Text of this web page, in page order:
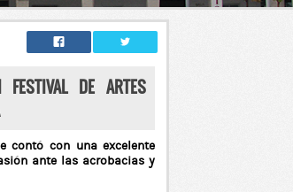
DE ARTES
contó con una excelente
ante las acrobacias y